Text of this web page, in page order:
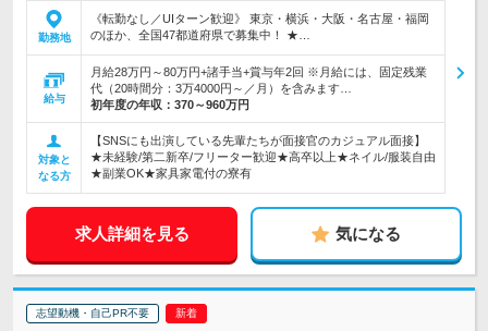
勤務地
《転勤なし／UIターン歓迎》 東京・横浜・大阪・名古屋・福岡
のほか、全国47都道府県で募集中！ ★…
給与
月給28万円～80万円+諸手当+賞与年2回 ※月給には、固定残業
代（20時間分：3万4000円～／月）を含みます…
初年度の年収： 370～960万円
対象と
なる方
【SNSにも出演している先輩たちが面接官のカジュアル面接】
★未経験/第二新卒/フリーター歓迎★高卒以上★ネイル/服装自由
★副業OK★家具家電付の寮有
求人詳細を見る 気になる
志望動機・自己PR不要